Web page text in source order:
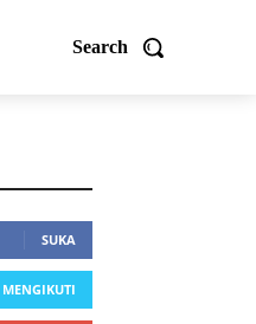
Search
SUKA
MENGIKUTI